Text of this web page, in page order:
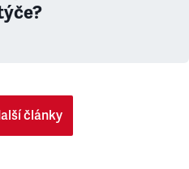
články